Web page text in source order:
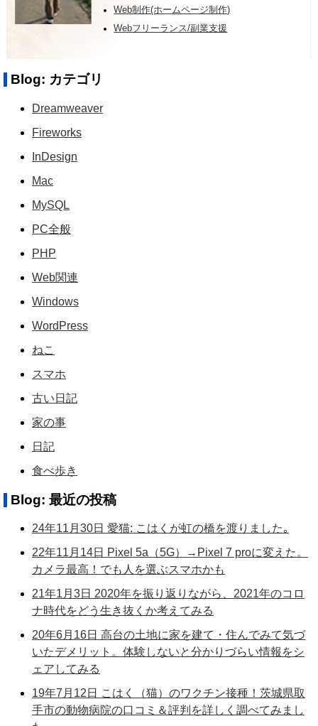
Web制作(ホームページ制作)
Webフリーランス/副業支援
Blog: カテゴリ
Dreamweaver
Fireworks
InDesign
Mac
MySQL
PC全般
PHP
Web関連
Windows
WordPress
ねこ
スマホ
古い日記
家の事
日記
食べ歩き
Blog: 最近の投稿
24年11月30日 愛猫: こはくが虹の橋を渡りました｡
22年11月14日 Pixel 5a（5G）→Pixel 7 proに変えた。
カメラ最高！でも人を選ぶスマホかも
21年1月3日 2020年を振り返りながら、2021年のコロ
ナ時代をどう生き抜くか考えてみる
20年6月16日 高台の土地に家を建て・住んでみて気づ
いたデメリット。体験しないと分かりづらい情報をシ
ェアしてみる
19年7月12日 こはく（猫）のワクチン接種！茨城県取
手市の動物病院の口コミ＆評判を詳しく調べてみまし